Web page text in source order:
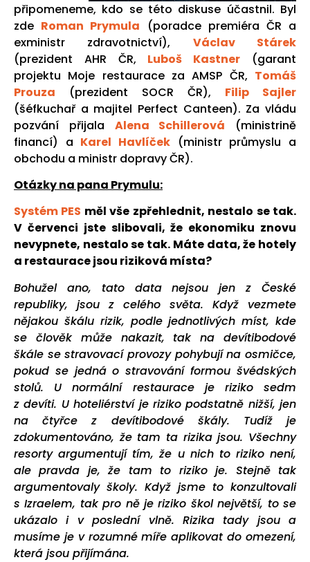
připomeneme, kdo se této diskuse účastnil. Byl
zde Roman Prymula (poradce premiéra ČR a
exministr zdravotnictví), Václav Stárek
(prezident AHR ČR, Luboš Kastner (garant
projektu Moje restaurace za AMSP ČR, Tomáš
Prouza (prezident SOCR ČR), Filip Sajler
(šéfkuchař a majitel Perfect Canteen). Za vládu
pozvání přijala Alena Schillerová
(ministrině
financí) a Karel Havlíček (ministr průmyslu a
obchodu a ministr dopravy ČR).
Otázky na pana Prymulu:
Systém PES měl vše zpřehlednit, nestalo se tak.
V červenci jste slibovali, že ekonomiku znovu
nevypnete, nestalo se tak. Máte data, že hotely
a restaurace jsou riziková místa?
Bohužel ano, tato data nejsou jen z České
republiky, jsou z celého světa. Když vezmete
nějakou škálu rizik, podle jednotlivých míst, kde
se člověk může nakazit, tak na devítibodové
škále se stravovací provozy pohybují na osmičce,
pokud se jedná o stravování formou švédských
stolů. U normální restaurace je riziko sedm
z devíti. U hoteliérství je riziko podstatně nižší, jen
na čtyřce z devítibodové škály. Tudíž je
zdokumentováno, že tam ta rizika jsou. Všechny
resorty argumentují tím, že u nich to riziko není,
ale pravda je, že tam to riziko je. Stejně tak
argumentovaly školy. Když jsme to konzultovali
s Izraelem, tak pro ně je riziko škol největší, to se
ukázalo i v poslední vlně. Rizika tady jsou a
musíme je v rozumné míře aplikovat do omezení,
která jsou přijímána.